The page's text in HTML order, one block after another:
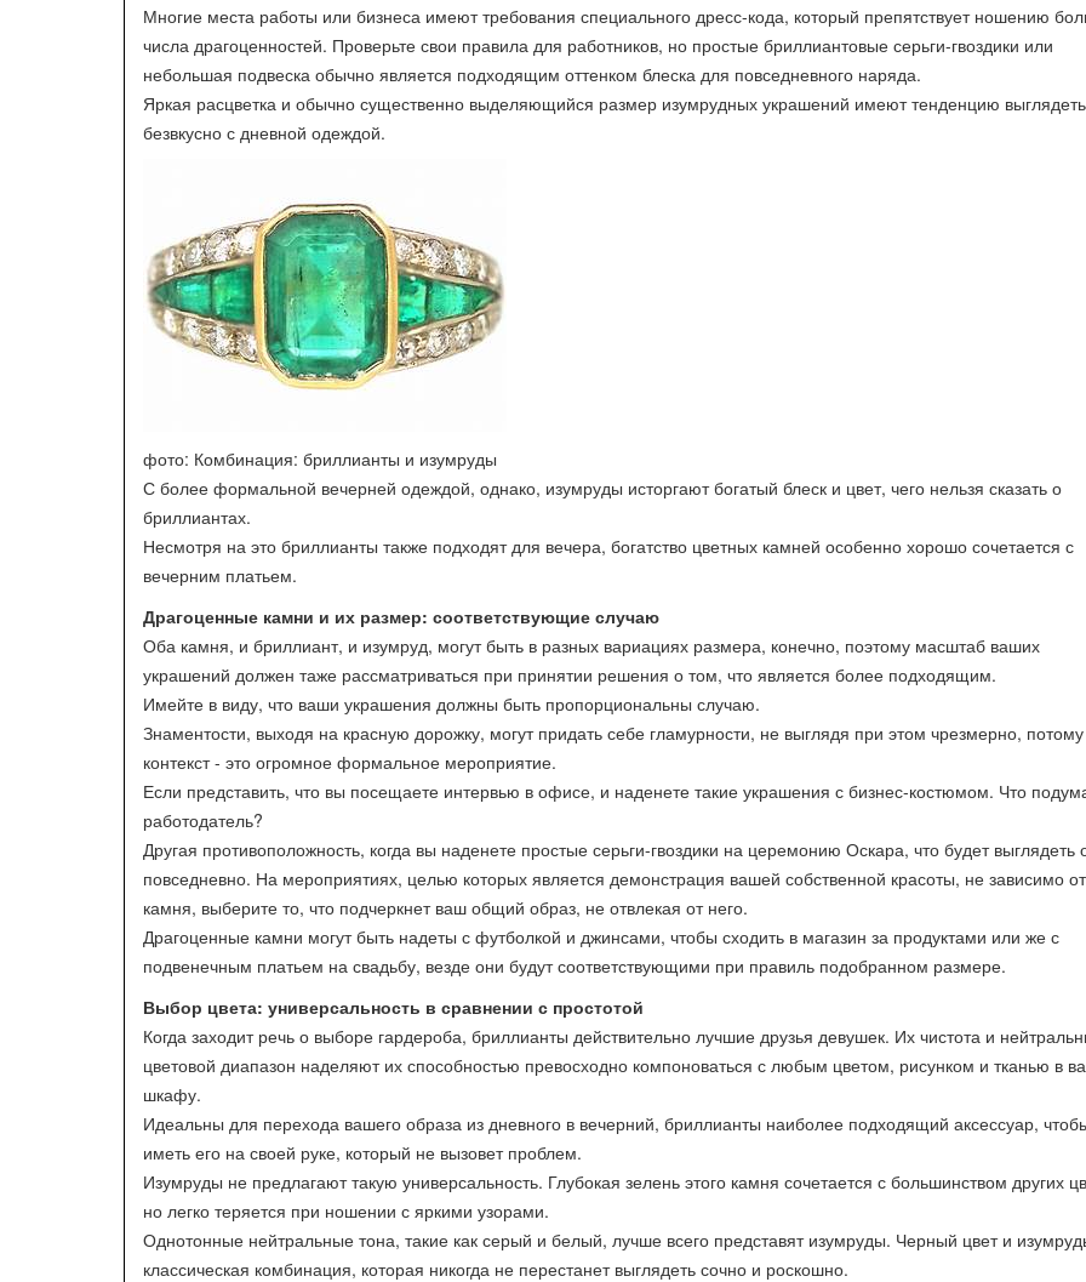
Многие места работы или бизнеса имеют требования специального дресс-кода, который препятствует ношению
числа драгоценностей. Проверьте свои правила для работников, но простые бриллиантовые серьги-гвоздики или
небольшая подвеска обычно является подходящим оттенком блеска для повседневного наряда.
Яркая расцветка и обычно существенно выделяющийся размер изумрудных украшений имеют тенденцию выглядеть
безвкусно с дневной одеждой.
фото: Комбинация: бриллианты и изумруды
С более формальной вечерней одеждой, однако, изумруды исторгают богатый блеск и цвет, чего нельзя сказать о
бриллиантах.
Несмотря на это бриллианты также подходят для вечера, богатство цветных камней особенно хорошо сочетается с
вечерним платьем.
Драгоценные камни и их размер: соответствующие случаю
Оба камня, и бриллиант, и изумруд, могут быть в разных вариациях размера, конечно, поэтому масштаб ваших
украшений должен таже рассматриваться при принятии решения о том, что является более подходящим.
Имейте в виду, что ваши украшения должны быть пропорциональны случаю.
Знаментости, выходя на красную дорожку, могут придать себе гламурности, не выглядя при этом чрезмерно, потому
контекст - это огромное формальное мероприятие.
Если представить, что вы посещаете интервью в офисе, и наденете такие украшения с бизнес-костюмом. Что
работодатель?
Другая противоположность, когда вы наденете простые серьги-гвоздики на церемонию Оскара, что будет выглядеть
повседневно. На мероприятиях, целью которых является демонстрация вашей собственной красоты, не зависимо от
камня, выберите то, что подчеркнет ваш общий образ, не отвлекая от него.
Драгоценные камни могут быть надеты с футболкой и джинсами, чтобы сходить в магазин за продуктами или же с
подвенечным платьем на свадьбу, везде они будут соответствующими при правиль подобранном размере.
Выбор цвета: универсальность в сравнении с простотой
Когда заходит речь о выборе гардероба, бриллианты действительно лучшие друзья девушек. Их чистота и
цветовой диапазон наделяют их способностью превосходно компоноваться с любым цветом, рисунком и тканью в
шкафу.
Идеальны для перехода вашего образа из дневного в вечерний, бриллианты наиболее подходящий аксессуар,
иметь его на своей руке, который не вызовет проблем.
Изумруды не предлагают такую универсальность. Глубокая зелень этого камня сочетается с большинством других
но легко теряется при ношении с яркими узорами.
Однотонные нейтральные тона, такие как серый и белый, лучше всего представят изумруды. Черный цвет и
классическая комбинация, которая никогда не перестанет выглядеть сочно и роскошно.